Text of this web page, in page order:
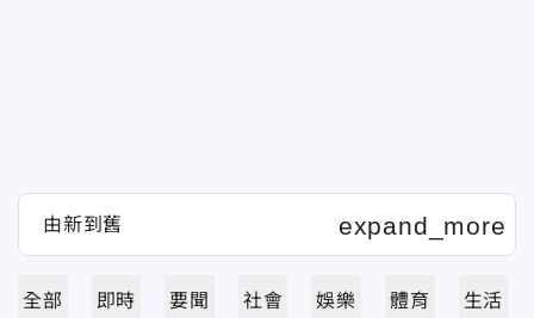
全部 即時 要聞 社會 娛樂 體育 生活